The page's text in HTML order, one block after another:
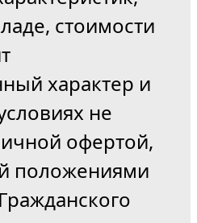
стоимости
характер и
не
офертой,
положениями